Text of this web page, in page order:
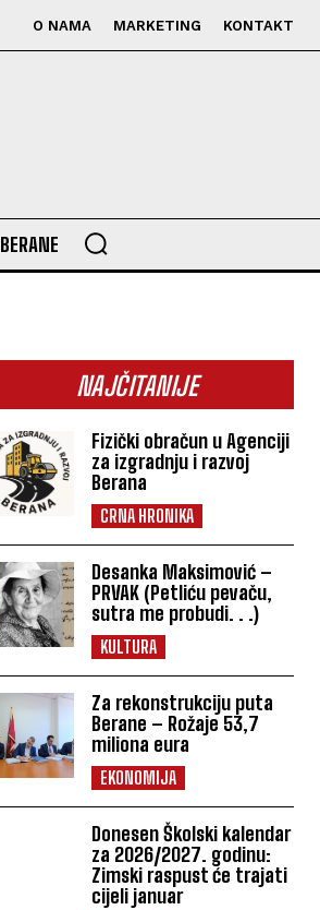
O NAMA MARKETING KONTAKT
BERANE
NAJČITANIJE
Fizički obračun u Agenciji
za izgradnju i razvoj
Berana
CRNA HRONIKA
Desanka Maksimović –
PRVAK (Petliću pevaču,
sutra me probudi. . .)
KULTURA
Za rekonstrukciju puta
Berane – Rožaje 53,7
miliona eura
EKONOMIJA
Donesen Školski kalendar
za 2026/2027. godinu:
Zimski raspust će trajati
cijeli januar